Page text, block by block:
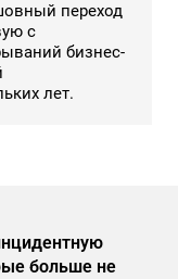
переход
с
бизнес-
лет.
больше не